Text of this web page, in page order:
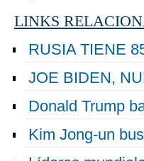
LINKS
RUSIA TIENE
JOE BIDEN,
Donald Trump
Kim Jong-un